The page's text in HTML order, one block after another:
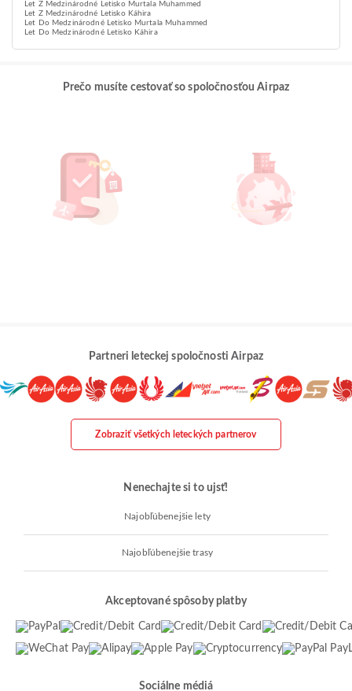
Let Z Medzinárodné Letisko Murtala Muhammed
Let Z Medzinárodné Letisko Káhira
Let Do Medzinárodné Letisko Murtala Muhammed
Let Do Medzinárodné Letisko Káhira
Prečo musíte cestovať so spoločnosťou Airpaz
Partneri leteckej spoločnosti Airpaz
Zobraziť všetkých leteckých partnerov
Nenechajte si to ujsť!
Najobľúbenejšie lety
Najobľúbenejšie trasy
Akceptované spôsoby platby
Sociálne médiá